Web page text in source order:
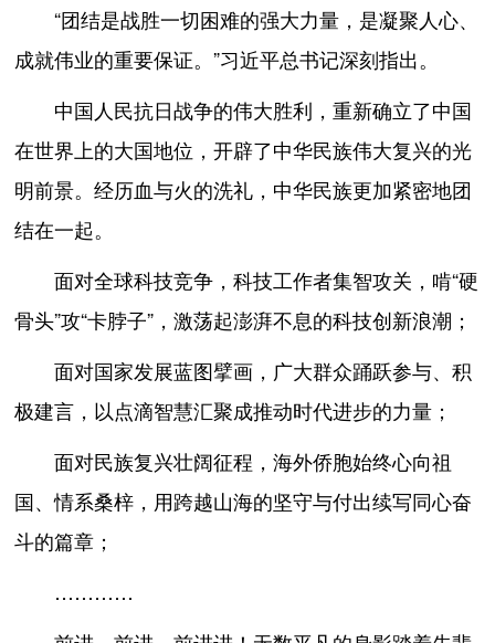
“团结是战胜一切困难的强大力量，是凝聚人心、
成就伟业的重要保证。”习近平总书记深刻指出。
中国人民抗日战争的伟大胜利，重新确立了中国
在世界上的大国地位，开辟了中华民族伟大复兴的光
明前景。经历血与火的洗礼，中华民族更加紧密地团
结在一起。
面对全球科技竞争，科技工作者集智攻关，啃“硬
骨头”攻“卡脖子”，激荡起澎湃不息的科技创新浪潮；
面对国家发展蓝图擘画，广大群众踊跃参与、积
极建言，以点滴智慧汇聚成推动时代进步的力量；
面对民族复兴壮阔征程，海外侨胞始终心向祖
国、情系桑梓，用跨越山海的坚守与付出续写同心奋
斗的篇章；